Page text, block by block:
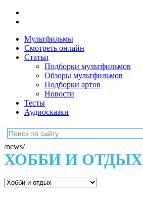
Мультфильмы
Смотреть онлайн
Статьи
Подборки мультфильмов
Обзоры мультфильмов
Подборки артов
Новости
Тесты
Аудиосказки
/news/
ХОББИ И ОТДЫХ